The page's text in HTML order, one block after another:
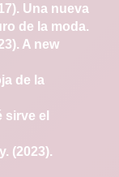
Una nueva
de la moda.
A new
de la
sirve el
(2023).